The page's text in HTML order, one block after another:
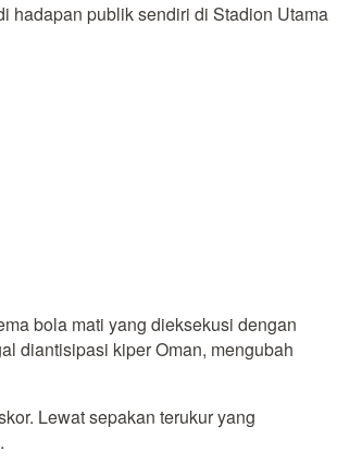
hadapan publik sendiri di Stadion Utama
bola mati yang dieksekusi dengan
diantisipasi kiper Oman, mengubah
Lewat sepakan terukur yang